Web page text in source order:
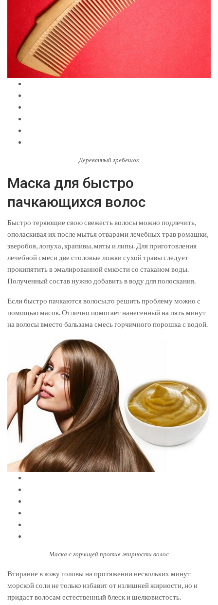
Деревянный гребешок
Маска для быстро
пачкающихся волос
Быстро теряющие свою свежесть волосы можно подлечить,
ополаскивая их после мытья отварами лечебных трав ромашки,
зверобоя, лопуха, крапивы, мяты и липы. Для приготовления
лечебной смеси две столовые ложки сухой травы следует
прокипятить в эмалированной емкости со стаканом воды.
Полученный состав нужно добавить в воду для полоскания.
Если быстро пачкаются волосы,то решить проблему можно с
помощью масок. Отлично помогает нанесенный на пять минут
на волосы вместо бальзама смесь горчичного порошка с водой.
Маска с горчицей против жирности волос
Втирание в кожу головы на протяжении нескольких минут
морской соли не только избавит от излишней жирности, но и
придаст волосам естественный блеск и шелковистость.